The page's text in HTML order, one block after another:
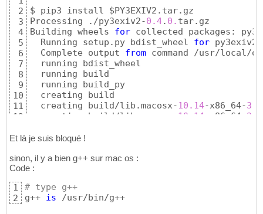
2
3
4
5
6
7
8
9
10
11
12
14
16
17
18
19
20
$ pip3 install $PY3EXIV2.tar.gz
Processing ./py3exiv2-0.4. 0. tar.gz
Building wheels for collected packages:
  Running setup.py bdist_wheel
for
  Complete output
from command /usr/local/
  running bdist_wheel
  running build
  running build_py
  creating build
  creating build/lib.macosx-
10.14-x86_64-3.7
  creating build/lib.macosx-
10.14 -x86_64- 3.7
copying src/pyexiv2/iptc.py -> build/
  copying src/pyexiv2/
copying src/pyexiv2/xmp.py -> build/
copying src/pyexiv2/utils.py -> build/
  running build_ext
Et là je suis bloqué !
sinon, il y a bien g++ sur mac os :
Code :
1
2
# type g++
g++ is /usr/bin/g++